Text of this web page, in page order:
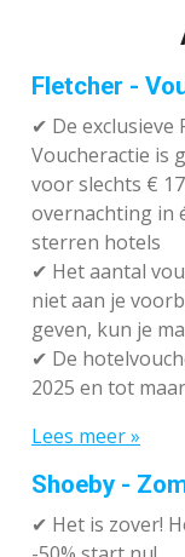
Fletcher -
✔ De exclusieve
Voucheractie is
voor slechts €
overnachting in
sterren hotels
✔ Het aantal
niet aan je
geven, kun je
✔ De
2025 en tot
Lees meer »
Shoeby -
✔ Het is zover!